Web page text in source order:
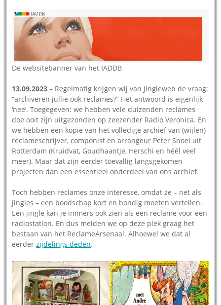
De websitebanner van het IADDB
13.09.2023 – Regelmatig krijgen wij van Jingleweb de vraag:
“archiveren jullie ook reclames?” Het antwoord is eigenlijk
‘nee’. Toegegeven: we hebben vele duizenden reclames
doe ooit zijn uitgezonden op zeezender Radio Veronica. En
we hebben een kopie van het volledige archief van (wijlen)
reclameschrijver, componist en arrangeur Peter Snoei uit
Rotterdam (Kruidvat, Goudhaantje, Herschi en héél veel
meer). Maar dat zijn eerder toevallig langsgekomen
projecten dan een essentieel onderdeel van ons archief.
Toch hebben reclames onze interesse, omdat ze – net als
jingles – een boodschap kort en bondig moeten vertellen.
Een jingle kan je immers ook zien als een reclame voor een
radiostation. En dus melden we op deze plek graag het
bestaan van het ReclameArsenaal. Alhoewel we dat al
eerderzijdelings deden.